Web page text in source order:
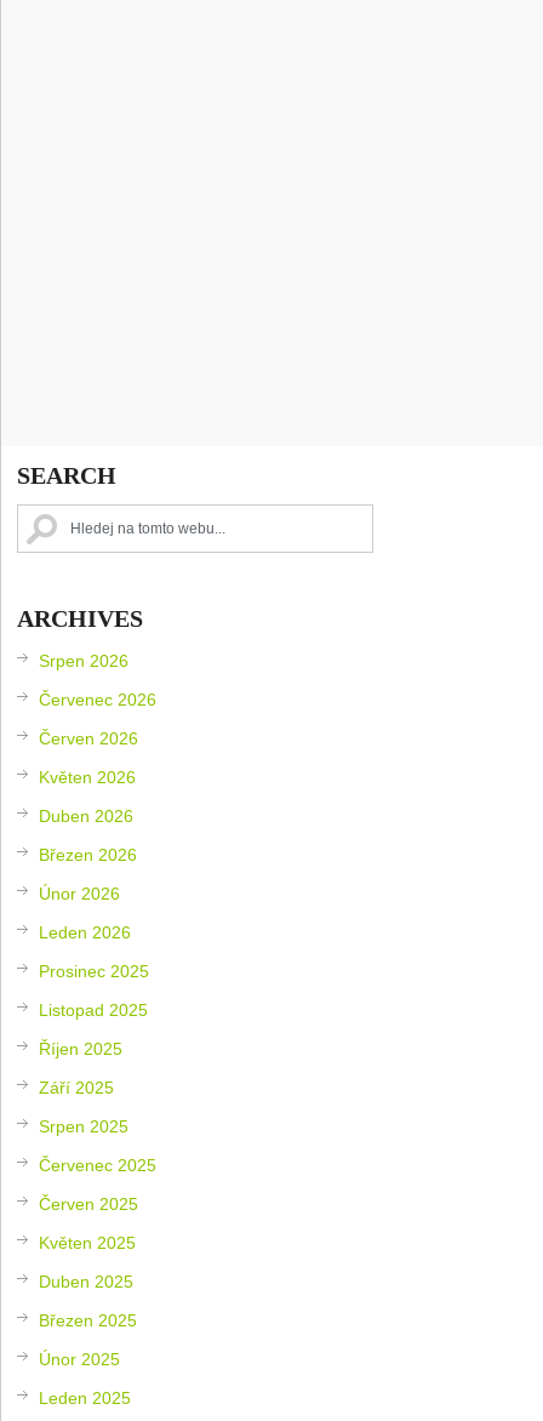
SEARCH
ARCHIVES
Srpen 2026
Červenec 2026
Červen 2026
Květen 2026
Duben 2026
Březen 2026
Únor 2026
Leden 2026
Prosinec 2025
Listopad 2025
Říjen 2025
Září 2025
Srpen 2025
Červenec 2025
Červen 2025
Květen 2025
Duben 2025
Březen 2025
Únor 2025
Leden 2025